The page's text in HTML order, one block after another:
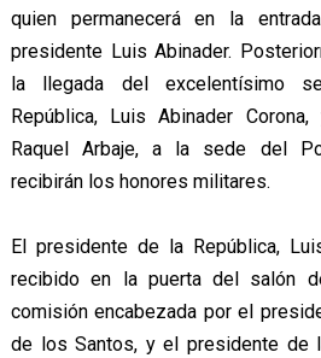
quien permanecerá en la
presidente Luis Abinader.
la llegada del excelentísimo
República, Luis Abinader
Raquel Arbaje, a la sede del
recibirán los honores militares.
El presidente de la República,
recibido en la puerta del salón
comisión encabezada por el
de los Santos, y el presidente de